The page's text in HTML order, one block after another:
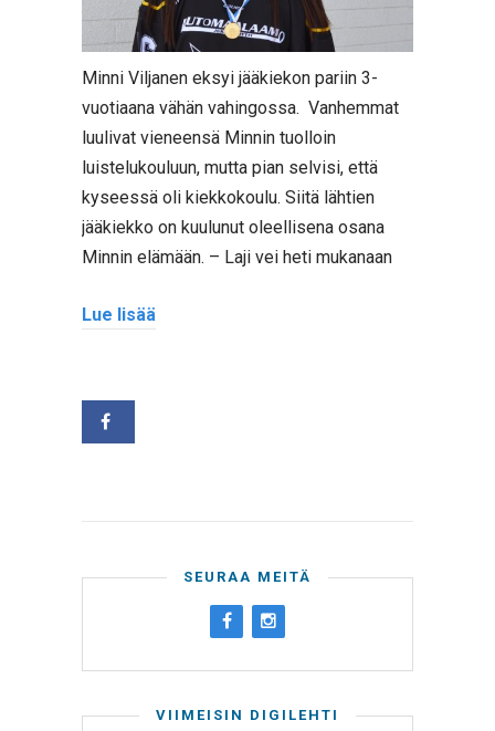
Minni Viljanen eksyi jääkiekon pariin 3-
vuotiaana vähän vahingossa. Vanhemmat
luulivat vieneensä Minnin tuolloin
luistelukouluun, mutta pian selvisi, että
kyseessä oli kiekkokoulu. Siitä lähtien
jääkiekko on kuulunut oleellisena osana
Minnin elämään. – Laji vei heti mukanaan
Lue lisää
SEURAA MEITÄ
VIIMEISIN DIGILEHTI